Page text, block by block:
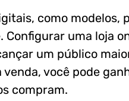
como modelos,
uma loja
um público
você pode
compram.